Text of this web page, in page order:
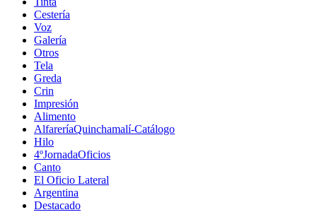
Cestería
Voz
Galería
Otros
Tela
Greda
Crin
Impresión
Alimento
AlfareríaQuinchamalí-Catálogo
Hilo
4ºJornadaOficios
Canto
El Oficio Lateral
Argentina
Destacado